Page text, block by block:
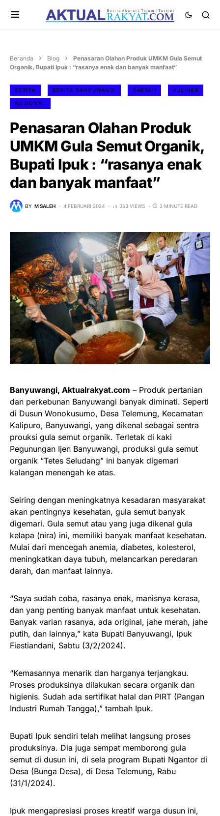
Beranda Blog
Penasaran Olahan Produk UMKM Gula Semut
Organik, Bupati Ipuk : “rasanya enak dan banyak manfaat”
BERITA BERITA BANYUWANGI DAERAH KULINER
NASIONAL
Penasaran Olahan Produk
UMKM Gula Semut Organik,
Bupati Ipuk : “rasanya enak
dan banyak manfaat”
BY M SALEH 4 FEBRUARI 2024 353 VIEWS 2 MINUTE READ
Banyuwangi, Aktualrakyat.com – Produk pertanian
dan perkebunan Banyuwangi banyak diminati. Seperti
di Dusun Wonokusumo, Desa Telemung, Kecamatan
Kalipuro, Banyuwangi, yang dikenal sebagai sentra
prouksi gula semut organik. Terletak di kaki
Pegunungan Ijen Banyuwangi, produksi gula semut
organik “Tetes Seludang” ini banyak digemari
kalangan menengah ke atas.
Seiring dengan meningkatnya kesadaran masyarakat
akan pentingnya kesehatan, gula semut banyak
digemari. Gula semut atau yang juga dikenal gula
kelapa (nira) ini, memiliki banyak manfaat kesehatan.
Mulai dari mencegah anemia, diabetes, kolesterol,
meningkatkan daya tubuh, melancarkan peredaran
darah, dan manfaat lainnya.
“Saya sudah coba, rasanya enak, manisnya kerasa,
dan yang penting banyak manfaat untuk kesehatan.
Banyak varian rasanya, ada original, jahe merah, jahe
putih, dan lainnya,” kata Bupati Banyuwangi, Ipuk
Fiestiandani, Sabtu (3/2/2024).
“Kemasannya menarik dan harganya terjangkau.
Proses produksinya dilakukan secara organik dan
higienis. Sudah ada sertifikat halal dan PIRT (Pangan
Industri Rumah Tangga),” tambah Ipuk.
Bupati Ipuk sendiri telah melihat langsung proses
produksinya. Dia juga sempat memborong gula
semut di dusun ini, di sela program Bupati Ngantor di
Desa (Bunga Desa), di Desa Telemung, Rabu
(31/1/2024).
Ipuk mengapresiasi proses kreatif warga dusun ini,